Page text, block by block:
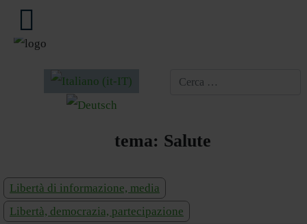
Seleziona la tua lingua
tema: Salute
Libertà di informazione, media
Libertà, democrazia, partecipazione